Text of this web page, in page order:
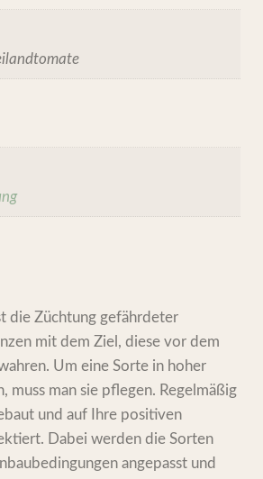
die Züchtung gefährdeter
mit dem Ziel, diese vor dem
Um eine Sorte in hoher
muss man sie pflegen. Regelmäßig
und auf Ihre positiven
Dabei werden die Sorten
angepasst und